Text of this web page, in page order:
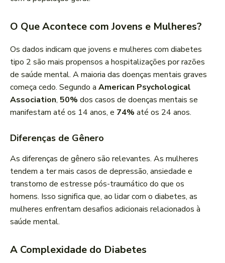
O Que Acontece com Jovens e Mulheres?
Os dados indicam que jovens e mulheres com diabetes
tipo 2 são mais propensos a hospitalizações por razões
de saúde mental. A maioria das doenças mentais graves
começa cedo. Segundo a American Psychological
Association, 50% dos casos de doenças mentais se
manifestam até os 14 anos, e 74% até os 24 anos.
Diferenças de Gênero
As diferenças de gênero são relevantes. As mulheres
tendem a ter mais casos de depressão, ansiedade e
transtorno de estresse pós-traumático do que os
homens. Isso significa que, ao lidar com o diabetes, as
mulheres enfrentam desafios adicionais relacionados à
saúde mental.
A Complexidade do Diabetes